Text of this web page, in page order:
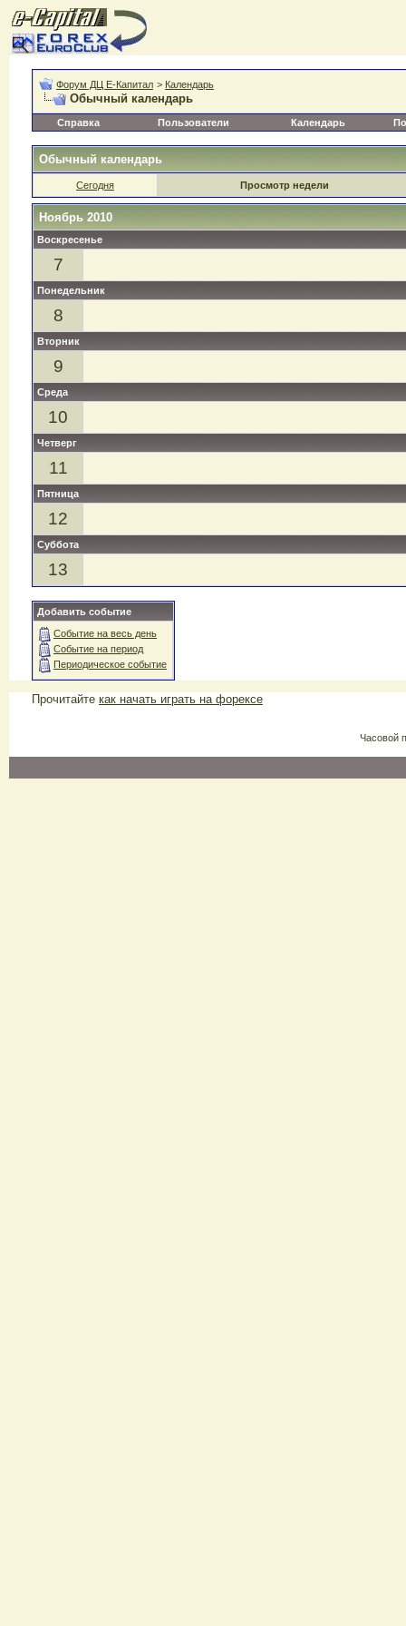
Форум ДЦ Е-Капитал > Календарь
Обычный календарь
Справка Пользователи Календарь
Обычный календарь
Сегодня Просмотр недели
Ноябрь 2010
Воскресенье
7
Понедельник
8
Вторник
9
Среда
10
Четверг
11
Пятница
12
Суббота
13
Добавить событие
Событие на весь день
Событие на период
Периодическое событие
Прочитайте как начать играть на форексе
Часовой